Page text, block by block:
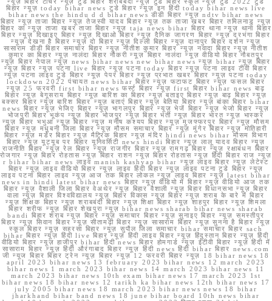
बिहार न्यूज़ today bihar news टुडे बिहार न्यूज़ इन हिंदी today bihar news live
bihar news the hindu d d bihar news डीडी बिहार न्यूज़ ndtv bihar news
बिहार न्यूज़ ताजा बिहार न्यूज़ तेजस्वी यादव बिहार न्यूज़ तक ताजा खबर बिहार तमिलनाडु न्यूज़
बिहार का न्यूज़ ताजा खबर ताजा बिहार न्यूज़ taja news bihar बिहार थाना न्यूज़ थाना बिहार
बिहार न्यूज़ दिखाइए बिहार न्यूज़ दिखाओ बिहार न्यूज़ दैनिक जागरण बिहार न्यूज़ दरभंगा बिहार
न्यूज़ देखना है बिहार न्यूज़ दो बिहार न्यूज़ दिल्ली बिहार न्यूज़ दानापुर बिहार दर्शन न्यूज़
सासाराम डीडी बिहार समाचार बिहार न्यूज़ नीतीश कुमार बिहार न्यूज़ नवादा बिहार न्यूज़ नीतीश
कुमार का बिहार न्यूज़ नालंदा बिहार नौकरी न्यूज़ बिहार नालंदा न्यूज़ वीडियो बिहार नौबतपुर
न्यूज़ बिहार नेपाल न्यूज़ news bihar news new bihar news न्यूज़ bihar न्यूज़ बिहार
न्यूज़ बिहार न्यूज़ पटना live बिहार न्यूज़ पटना today बिहार न्यूज़ पटना लाइव टीवी बिहार
न्यूज़ पटना लाइव टुडे बिहार न्यूज़ पेपर बिहार न्यूज़ प्रभात खबर बिहार न्यूज़ पटना today
lockdown 2022 पंचायत news bihar बिहार न्यूज़ फटाफट बिहार न्यूज़ फसल बिहार
न्यूज़ 25 फरवरी first bihar news फर्स्ट बिहार न्यूज़ first बिहार bihar news बाढ़
बिहार न्यूज़ बेगूसराय बिहार न्यूज़ बारिश का बिहार न्यूज़ बताइए बिहार न्यूज़ बाढ़ बिहार न्यूज़
बक्सर बिहार न्यूज़ बारिश बिहार न्यूज़ बताएं बिहार न्यूज़ बेतिया बिहार न्यूज़ बांका बिहार bihar
news बिहार न्यूज़ भेजिए बिहार न्यूज़ भागलपुर बिहार न्यूज़ भेजें बिहार न्यूज़ भेजो बिहार न्यूज़
भोजपुरी बिहार भूकंप न्यूज़ बिहार भोजपुर न्यूज़ बिहार भर्ती न्यूज़ बिहार भारत न्यूज़ भास्कर
न्यूज़ बिहार भभुआ न्यूज़ बिहार न्यूज़ मनीष कश्यप बिहार न्यूज़ मुजफ्फरपुर बिहार न्यूज़ मौसम
बिहार न्यूज़ मधुबनी जिला बिहार न्यूज़ मौसम समाचार बिहार न्यूज़ मुंगेर बिहार न्यूज़ मोतिहारी
बिहार न्यूज़ मर्डर बिहार न्यूज़ मैट्रिक बिहार न्यूज़ मंदिर hindi news bihar मौसम विभाग
बिहार न्यूज़ यूट्यूब पर बिहार यूनिवर्सिटी news hindi बिहार न्यूज़ लालू यादव बिहार न्यूज़
राजनीति बिहार न्यूज़ रेल बिहार न्यूज़ राजगीर बिहार न्यूज़ रामगढ़ बिहार न्यूज़ रक्षाबंधन बिहार
रोजगार न्यूज़ बिहार रोहतास न्यूज़ बिहार राशन न्यूज़ बिहार रोहतास न्यूज़ हिंदी बिहार राज न्यूज़
r bihar bihar news लाइव manish kashyap bihar न्यूज़ लाइव बिहार न्यूज़ लेटेस्ट
बिहार न्यूज़ लाइव वीडियो बिहार न्यूज़ लाइव हिंदी बिहार न्यूज़ लाइव पटना टुडे बिहार न्यूज़
लाइव पटना बिहार लाइव न्यूज़ आज तक बिहार लोकल न्यूज़ लाइव बिहार न्यूज़ latest bihar
news in hindi latest bihar news बिहार न्यूज़ वीडियो में बिहार न्यूज़ वीडियो आज तक
बिहार न्यूज़ वैशाली जिला बिहार वेअथेर न्यूज़ बिहार वैशाली न्यूज़ बिहार विधानसभा न्यूज़ बिहार
वाला न्यूज़ बिहार विश्वविद्यालय न्यूज़ बिहार विकास न्यूज़ बिहार न्यूज़ शराब के बारे में बिहार
न्यूज़ शिक्षक बिहार न्यूज़ शराबबंदी बिहार न्यूज़ शिक्षा बिहार न्यूज़ शाहपुर बिहार न्यूज़ शिमला
बिहार शरीफ न्यूज़ बिहार शेखपुरा न्यूज़ bihar news sharab bihar news sharab
bandi बिहार शराब न्यूज़ बिहार न्यूज़ समाचार बिहार न्यूज़ सुनाइए बिहार न्यूज़ समस्तीपुर
बिहार न्यूज़ सिवान बिहार न्यूज़ सीतामढ़ी बिहार न्यूज़ सासाराम बिहार न्यूज़ सुनना है बिहार न्यूज़
स्कूल बिहार न्यूज़ सहरसा बिहार न्यूज़ सुपौल जिला समाचार bihar समाचार बिहार sach
bihar बिहार न्यूज़ हिंदी live बिहार न्यूज़ हिंदी लाइव बिहार न्यूज़ हिंदुस्तान बिहार न्यूज़ हिंदी
वीडियो बिहार न्यूज़ हाजीपुर bihar हिंदी news बिहार होमगार्ड न्यूज़ ईटीवी बिहार न्यूज़ हिंदी में
सासाराम बिहार न्यूज़ हिंदी औरंगाबाद बिहार न्यूज़ हिंदी news हिंदी bihar बिहार news.com
जी न्यूज बिहार बिहार ट्रेन न्यूज़ बिहार न्यूज़ 12 फरवरी बिहार न्यूज़ 18 bihar news 18
april 2023 bihar news 13 february 2023 bihar news 12 march 2023
bihar news 1 march 2023 bihar news 14 march 2023 bihar news 11
march 2023 bihar news 10th exam bihar news 17 march 2023 1st
bihar news 18 bihar news 12 tarikh ka bihar news 12th bihar news 17
july 2005 bihar news 18 march 2023 bihar news news 18 bihar
jharkhand bihar band news 18 june bihar board 10th news bihar